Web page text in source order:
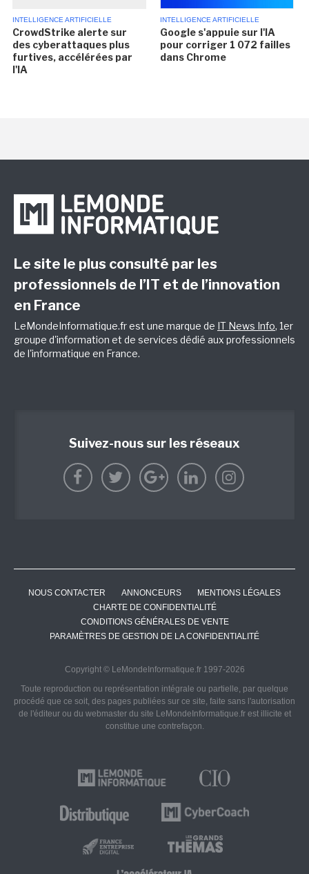
INTELLIGENCE ARTIFICIELLE
CrowdStrike alerte sur
des cyberattaques plus
furtives, accélérées par
l'IA
INTELLIGENCE ARTIFICIELLE
Google s'appuie sur l'IA
pour corriger 1 072 failles
dans Chrome
Le site le plus consulté par les
professionnels de l’IT et de l’innovation
en France
LeMondeInformatique.fr est une marque de IT News Info, 1er
groupe d'information et de services dédié aux professionnels
de l'informatique en France.
Suivez-nous sur les réseaux
NOUS CONTACTER ANNONCEURS
MENTIONS LÉGALES
CHARTE DE CONFIDENTIALITÉ
CONDITIONS GÉNÉRALES DE VENTE
PARAMÈTRES DE GESTION DE LA CONFIDENTIALITÉ
Copyright © LeMondeInformatique.fr 1997-2026
Toute reproduction ou représentation intégrale ou partielle, par quelque
procédé que ce soit, des pages publiées sur ce site, faite sans l'autorisation
de l'éditeur ou du webmaster du site LeMondeInformatique.fr est illicite et
constitue une contrefaçon.